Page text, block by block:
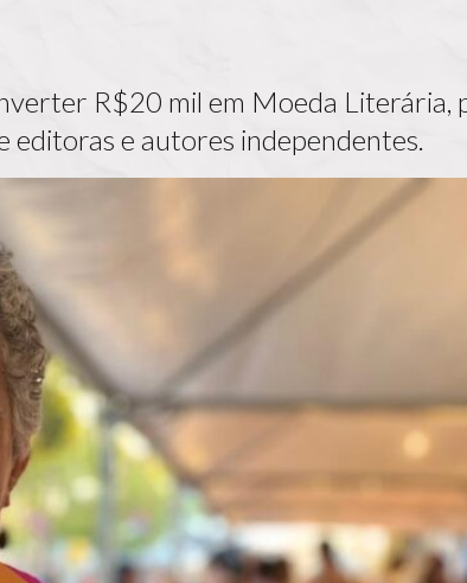
R$20 mil em Moeda Literária,
editoras e autores independentes.